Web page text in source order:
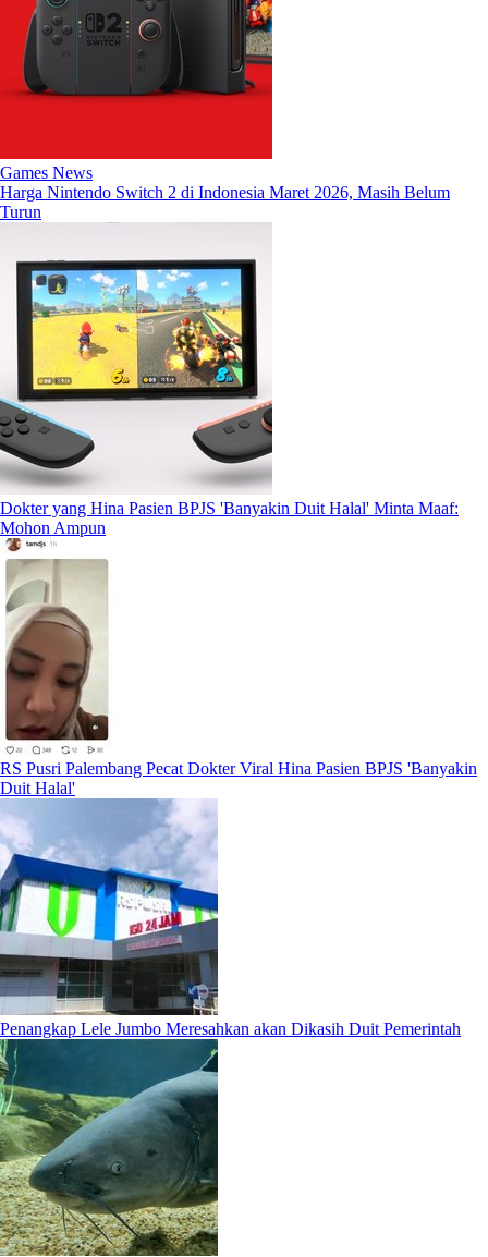
Games News
Harga Nintendo Switch 2 di Indonesia Maret 2026, Masih Belum
Turun
Dokter yang Hina Pasien BPJS 'Banyakin Duit Halal' Minta Maaf:
Mohon Ampun
RS Pusri Palembang Pecat Dokter Viral Hina Pasien BPJS 'Banyakin
Duit Halal'
Penangkap Lele Jumbo Meresahkan akan Dikasih Duit Pemerintah